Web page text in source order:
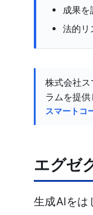
成果を
法的リ
株式会社
ラムを提供
スマートコ
エグゼ
生成AIをは